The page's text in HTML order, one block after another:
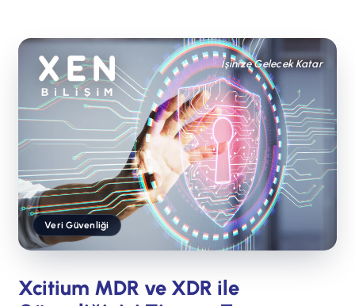
İşinize Gelecek Katar
Veri Güvenliği
Xcitium MDR ve XDR ile